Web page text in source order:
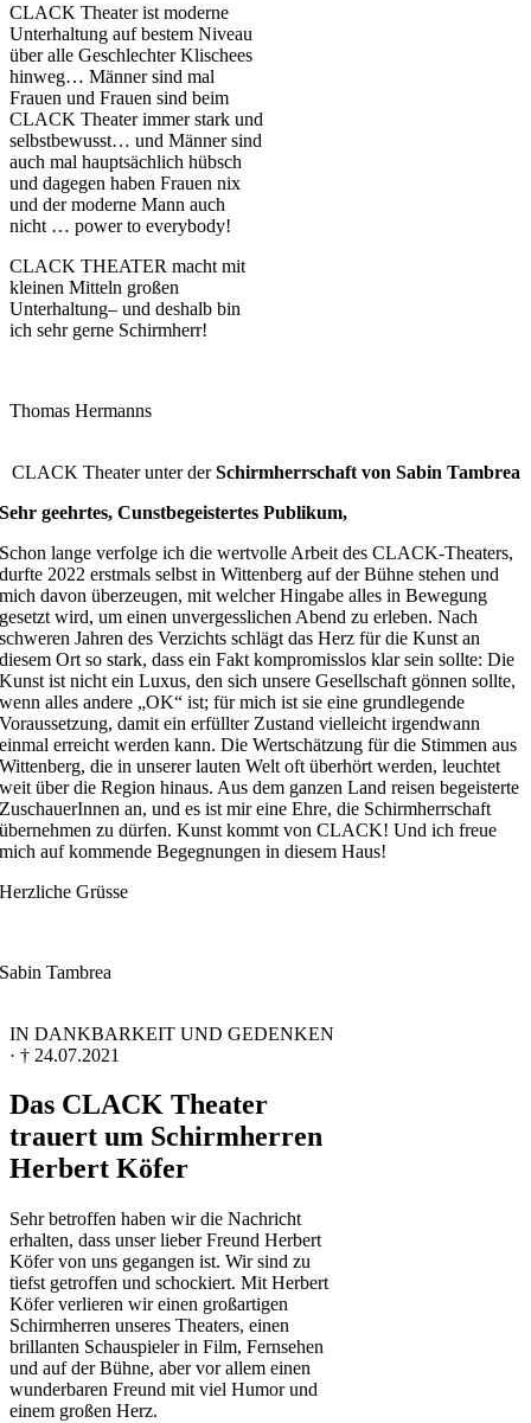
CLACK Theater ist moderne
Unterhaltung auf bestem Niveau
über alle Geschlechter Klischees
hinweg… Männer sind mal
Frauen und Frauen sind beim
CLACK Theater immer stark und
selbstbewusst… und Männer sind
auch mal hauptsächlich hübsch
und dagegen haben Frauen nix
und der moderne Mann auch
nicht … power to everybody!
CLACK THEATER macht mit
kleinen Mitteln großen
Unterhaltung– und deshalb bin
ich sehr gerne Schirmherr!
Thomas Hermanns
CLACK Theater unter derSchirmherrschaft von Sabin Tambrea
Sehr geehrtes, Cunstbegeistertes Publikum,
Schon lange verfolge ich die wertvolle Arbeit des CLACK-Theaters,
durfte 2022 erstmals selbst in Wittenberg auf der Bühne stehen und
mich davon überzeugen, mit welcher Hingabe alles in Bewegung
gesetzt wird, um einen unvergesslichen Abend zu erleben. Nach
schweren Jahren des Verzichts schlägt das Herz für die Kunst an
diesem Ort so stark, dass ein Fakt kompromisslos klar sein sollte: Die
Kunst ist nicht ein Luxus, den sich unsere Gesellschaft gönnen sollte,
wenn alles andere „OK“ ist; für mich ist sie eine grundlegende
Voraussetzung, damit ein erfüllter Zustand vielleicht irgendwann
einmal erreicht werden kann. Die Wertschätzung für die Stimmen aus
Wittenberg, die in unserer lauten Welt oft überhört werden, leuchtet
weit über die Region hinaus. Aus dem ganzen Land reisen begeisterte
ZuschauerInnen an, und es ist mir eine Ehre, die Schirmherrschaft
übernehmen zu dürfen. Kunst kommt von CLACK! Und ich freue
mich auf kommende Begegnungen in diesem Haus!
Herzliche Grüsse
Sabin Tambrea
IN DANKBARKEIT UND GEDENKEN
· † 24.07.2021
Das CLACK Theater
trauert um Schirmherren
Herbert Köfer
Sehr betroffen haben wir die Nachricht
erhalten, dass unser lieber Freund Herbert
Köfer von uns gegangen ist. Wir sind zu
tiefst getroffen und schockiert. Mit Herbert
Köfer verlieren wir einen großartigen
Schirmherren unseres Theaters, einen
brillanten Schauspieler in Film, Fernsehen
und auf der Bühne, aber vor allem einen
wunderbaren Freund mit viel Humor und
einem großen Herz.